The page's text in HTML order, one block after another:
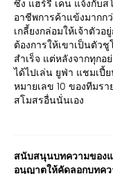
ซึ่ง แฮร์รี เคน แจ้งกับส
อาชีพการค้าแข้งมากก
เกลี้ยงกล่อมให้เจ้าตัว
ต้องการให้เขาเป็นตัว
สำเร็จ แต่หลังจากทุกอ
ได้ไปเล่น ยูฟ่า แชมเปี้
หมายเลข 10 ของทีมร
สโมสรอื่นนั่นเอง
สนับสนุนบทความของ
อนุญาตให้คัดลอกบทค